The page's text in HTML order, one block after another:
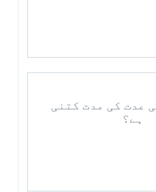
کی عدت کی مدت کتنی
ہے؟